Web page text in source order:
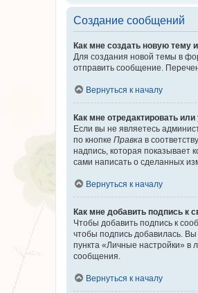
Создание сообщений
Как мне создать новую тему
Для создания новой темы в
отправить сообщение.
Вернуться к началу
Как мне отредактировать
Если вы не являетесь
по кнопке Правка в
надпись, которая показывает
сами написать о сделанных
Вернуться к началу
Как мне добавить подпись к
Чтобы добавить подпись к
чтобы подпись добавилась.
пункта «Личные настройки» в
сообщения.
Вернуться к началу